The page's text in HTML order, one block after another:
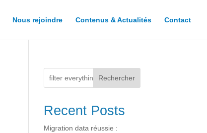
Nous rejoindre Contenus & Actualités Contact
Rechercher
Recent Posts
Migration data réussie :